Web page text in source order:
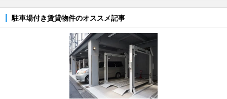
駐車場付き賃貸物件のオススメ記事